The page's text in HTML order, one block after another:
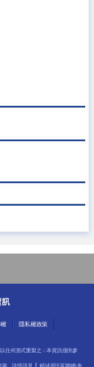
隱私權政策
任何形式重製之﹔本資訊僅供參
，詳情請見【 精誠資訊富聯網-免